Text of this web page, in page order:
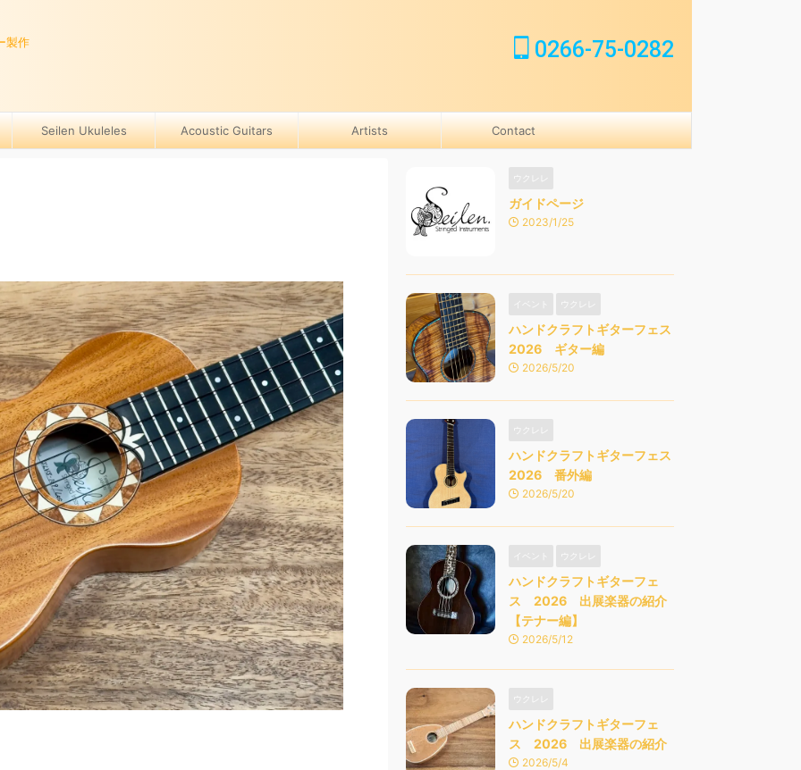
製作 0266-75-0282
Seilen Ukuleles Acoustic Guitars Artists Contact
ガイドページ
2023/1/25
ハンドクラフトギターフェス
2026 ギター編
2026/5/20
ハンドクラフトギターフェス
2026 番外編
2026/5/20
ハンドクラフトギターフェ
ス 2026 出展楽器の紹介
【テナー編】
2026/5/12
ハンドクラフトギターフェ
ス 2026 出展楽器の紹介
2026/5/4